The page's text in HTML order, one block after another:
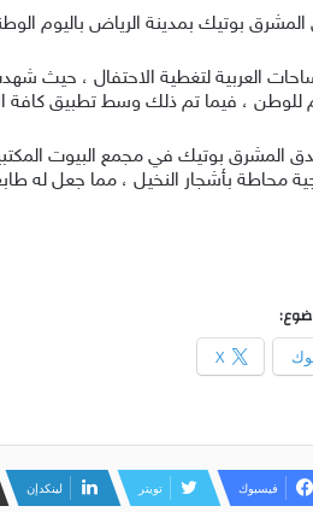
باليوم الوطني الـ 90 للمملكة والذي يوافق يوم23 سبتمبر، وذلك وسط أجواء حماسية وطنية وفعاليات منوعة
العربية لتغطية الاحتفال ، حيث
للوطن ، فيما تم ذلك وسط تطبيق كافة
المشرق بوتيك في مجمع البيوت
محاطة بأشجار النخيل ، مما جعل له
X
فيسبوك تويتر لينكدإن